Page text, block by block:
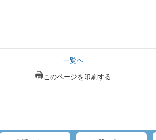
一覧へ
このページを印刷する